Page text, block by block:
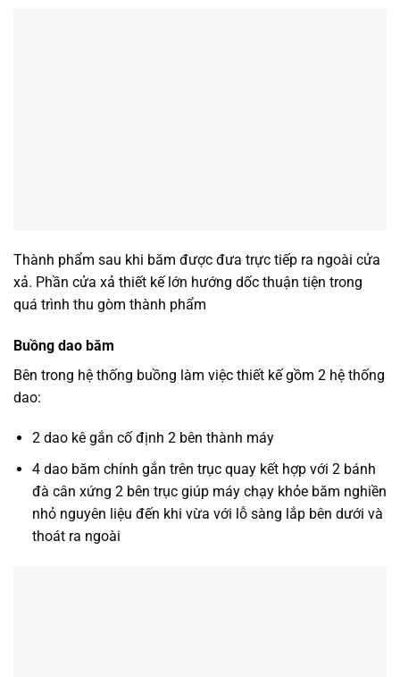
Thành phẩm sau khi băm được đưa trực tiếp ra ngoài cửa
xả. Phần cửa xả thiết kế lớn hướng dốc thuận tiện trong
quá trình thu gòm thành phẩm
Buồng dao băm
Bên trong hệ thống buồng làm việc thiết kế gồm 2 hệ thống
dao:
2 dao kê gắn cố định 2 bên thành máy
4 dao băm chính gắn trên trục quay kết hợp với 2 bánh
đà cân xứng 2 bên trục giúp máy chạy khỏe băm nghiền
nhỏ nguyên liệu đến khi vừa với lỗ sàng lắp bên dưới và
thoát ra ngoài